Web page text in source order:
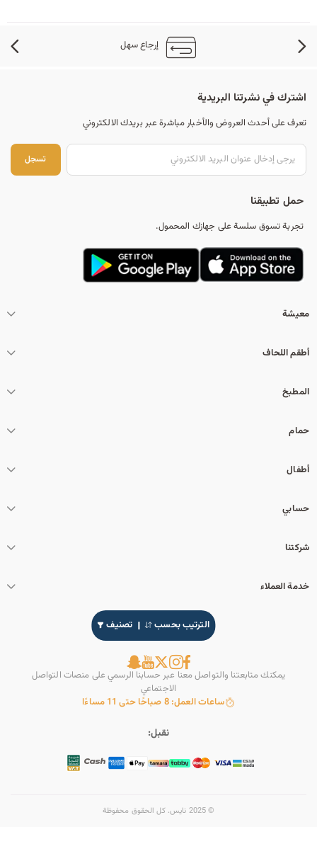
الترتيب بحسب تصنيف
إرجاع سهل
اشترك في نشرتنا البريدية
تعرف على أحدث العروض والأخبار مباشرة عبر بريدك الالكتروني
تسجل
حمل تطبيقنا
تجربة تسوق سلسة على جهازك المحمول.
معيشة
أطقم اللحاف
المطبخ
حمام
أطفال
حسابي
شركتنا
خدمة العملاء
يمكنك متابعتنا والتواصل معنا عبر حسابنا الرسمي على منصات التواصل
الاجتماعي
ساعات العمل: 8 صباحًا حتى 11 مساءًا
نقبل:
© 2025 نايس. كل الحقوق محفوظة